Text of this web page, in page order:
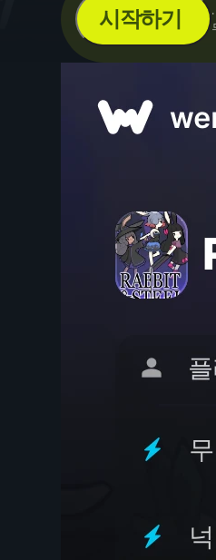
시작하기